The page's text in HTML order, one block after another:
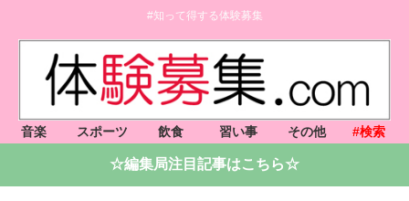
#知って得する体験募集
音楽 スポーツ 飲食 習い事 その他 #検索
☆編集局注目記事はこちら☆